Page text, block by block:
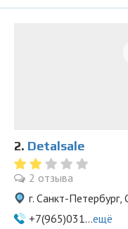
2. Detalsale
2 отзыва
г. Санкт-
+7(965)031...ещё